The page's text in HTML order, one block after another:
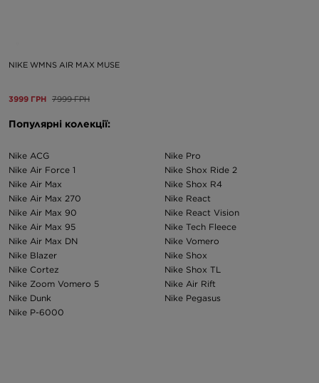
NIKE WMNS AIR MAX MUSE
3999 ГРН 7999 ГРН
Популярні колекції:
Nike ACG
Nike Air Force 1
Nike Air Max
Nike Air Max 270
Nike Air Max 90
Nike Air Max 95
Nike Air Max DN
Nike Blazer
Nike Cortez
Nike Zoom Vomero 5
Nike Dunk
Nike P-6000
Nike Pro
Nike Shox Ride 2
Nike Shox R4
Nike React
Nike React Vision
Nike Tech Fleece
Nike Vomero
Nike Shox
Nike Shox TL
Nike Air Rift
Nike Pegasus